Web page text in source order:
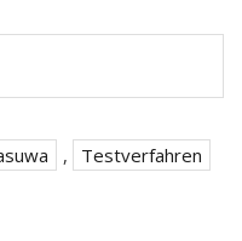
, Testverfahren